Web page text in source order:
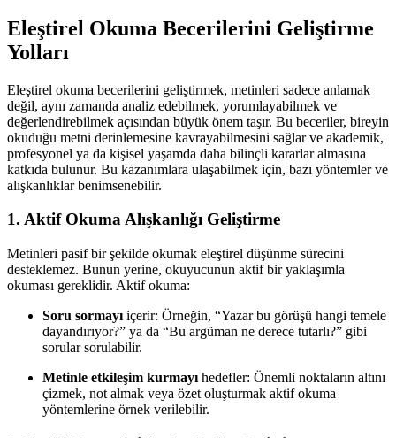
Eleştirel Okuma Becerilerini Geliştirme
Yolları
Eleştirel okuma becerilerini geliştirmek, metinleri sadece anlamak
değil, aynı zamanda analiz edebilmek, yorumlayabilmek ve
değerlendirebilmek açısından büyük önem taşır. Bu beceriler, bireyin
okuduğu metni derinlemesine kavrayabilmesini sağlar ve akademik,
profesyonel ya da kişisel yaşamda daha bilinçli kararlar almasına
katkıda bulunur. Bu kazanımlara ulaşabilmek için, bazı yöntemler ve
alışkanlıklar benimsenebilir.
1. Aktif Okuma Alışkanlığı Geliştirme
Metinleri pasif bir şekilde okumak eleştirel düşünme sürecini
desteklemez. Bunun yerine, okuyucunun aktif bir yaklaşımla
okuması gereklidir. Aktif okuma:
Soru sormayı içerir: Örneğin, “Yazar bu görüşü hangi temele
dayandırıyor?” ya da “Bu argüman ne derece tutarlı?” gibi
sorular sorulabilir.
Metinle etkileşim kurmayı hedefler: Önemli noktaların altını
çizmek, not almak veya özet oluşturmak aktif okuma
yöntemlerine örnek verilebilir.